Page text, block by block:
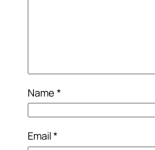
Name *
Email*